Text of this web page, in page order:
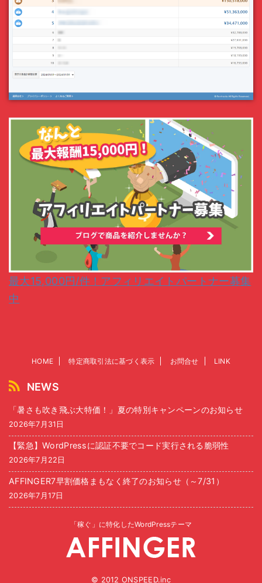
最大15,000円/件！アフィリエイトパートナー募集
中
HOME 特定商取引法に基づく表示 お問合せ LINK
NEWS
「暑さも吹き飛ぶ大特価！」夏の特別キャンペーンのお知らせ
2026年7月31日
【緊急】WordPressに認証不要でコード実行される脆弱性
2026年7月22日
AFFINGER7早割価格まもなく終了のお知らせ（～7/31）
2026年7月17日
「稼ぐ」に特化したWordPressテーマ
© 2012 ONSPEED.inc